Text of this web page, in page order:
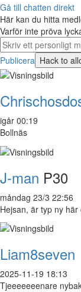
Gå till chatten direkt
Här kan du hitta
Varför inte pröva
Publicera
igår 00:19
Bollnäs
J-man P30
måndag 23/3 22:56
Hejsan, är typ ny
Liam8seven
2025-11-19 18:13
Tjeeeeeeenare